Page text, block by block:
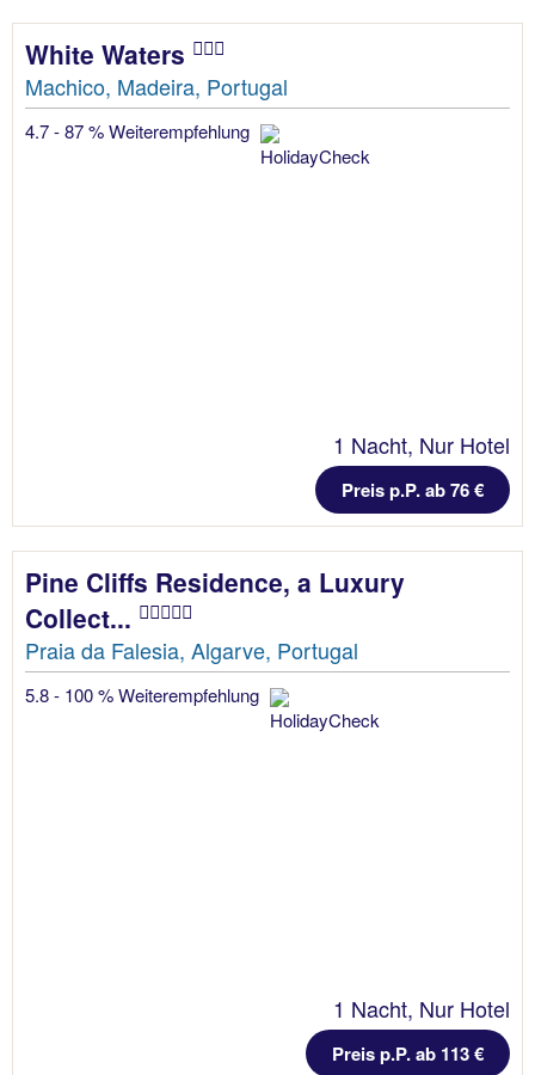
White Waters
Machico, Madeira, Portugal
4.7 - 87 % Weiterempfehlung
1 Nacht, Nur Hotel
Preis p.P. ab 76 €
Pine Cliffs Residence, a Luxury
Collect...
Praia da Falesia, Algarve, Portugal
5.8 - 100 % Weiterempfehlung
1 Nacht, Nur Hotel
Preis p.P. ab 113 €